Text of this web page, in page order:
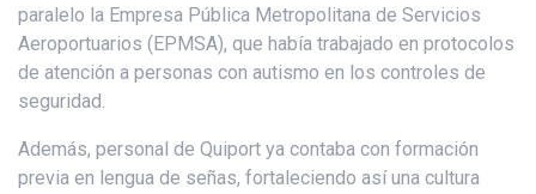
paralelo la Empresa Pública Metropolitana de Servicios
Aeroportuarios (EPMSA), que había trabajado en protocolos
de atención a personas con autismo en los controles de
seguridad.
Además, personal de Quiport ya contaba con formación
previa en lengua de señas, fortaleciendo así una cultura